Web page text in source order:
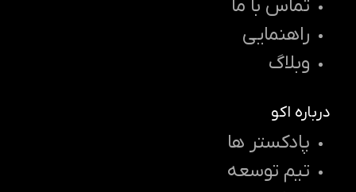
تماس با ما
راهنمایی
وبلاگ
درباره اکو
پادکستر ها
تیم توسعه